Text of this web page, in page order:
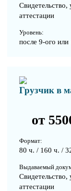
Свидетельство,
аттестации
Уровень:
после 9-ого или
Грузчик в
от
Формат:
80 ч. / 160 ч. /
Выдаваемый
Свидетельство,
аттестации